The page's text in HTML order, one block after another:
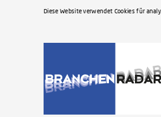
Diese Website verwendet Cookies für